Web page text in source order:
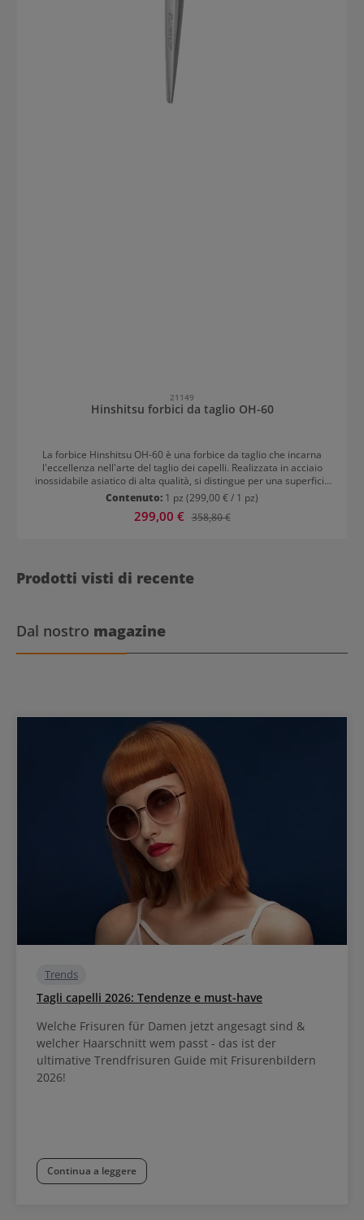
21149
Hinshitsu forbici da taglio OH-60
La forbice Hinshitsu OH-60 è una forbice da taglio che incarna
l'eccellenza nell'arte del taglio dei capelli. Realizzata in acciaio
inossidabile asiatico di alta qualità, si distingue per una superficie
lucidata con motivo stampato. Il design Classic combina tradizione
e funzionalità. Con un affilatura convessa / Slice di precisione,
garantisce tagli impeccabili. La vite rotonda regolabile permette
Contenuto: 1 pz (299,00 € / 1 pz)
Prezzo di vendita:
299,00 € Prezzo normale:
358,80 €
Prodotti visti di recente
Dal nostro magazine
Trends
Tagli capelli 2026: Tendenze e must-have
Welche Frisuren für Damen jetzt angesagt sind &
welcher Haarschnitt wem passt - das ist der
ultimative Trendfrisuren Guide mit Frisurenbildern
2026!
Continua a leggere